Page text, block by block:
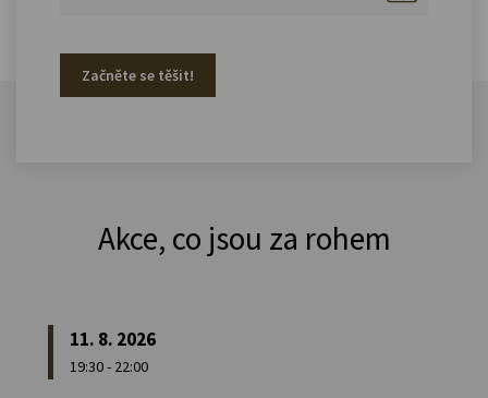
Začněte se těšit!
Akce, co jsou za rohem
11. 8. 2026
19:30 - 22:00